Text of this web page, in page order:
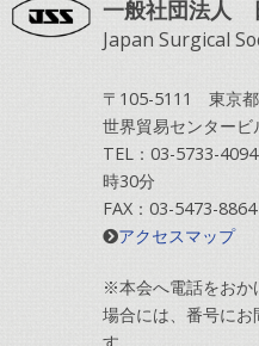
一般社団法人
Japan Surgical
〒105-5111 東京都
世界貿易センター
TEL：03-5733-
時30分
FAX：03-5473-8864
アクセスマップ
※本会へ電話をおか
場合には、番号にお